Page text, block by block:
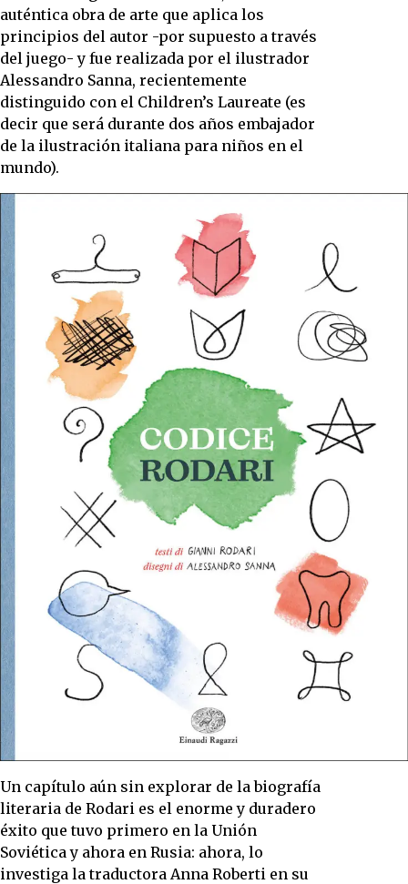
auténtica obra de arte que aplica los
principios del autor -por supuesto a través
del juego- y fue realizada por el ilustrador
Alessandro Sanna, recientemente
distinguido con el Children’s Laureate (es
decir que será durante dos años embajador
de la ilustración italiana para niños en el
mundo).
Un capítulo aún sin explorar de la biografía
literaria de Rodari es el enorme y duradero
éxito que tuvo primero en la Unión
Soviética y ahora en Rusia: ahora, lo
investiga la traductora Anna Roberti en su